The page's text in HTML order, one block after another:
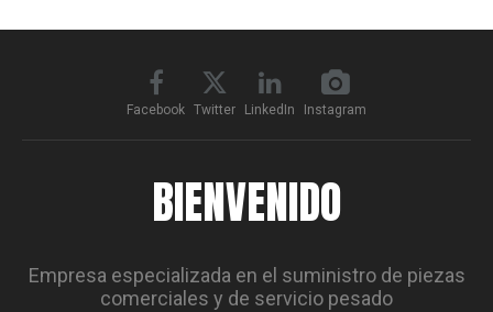
Facebook Twitter LinkedIn Instagram
BIENVENIDO
Empresa especializada en el suministro de piezas
comerciales y de servicio pesado